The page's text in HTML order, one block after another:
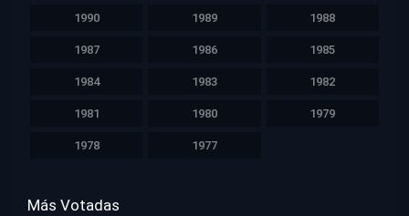
1990 1989 1988
1987 1986 1985
1984 1983 1982
1981 1980 1979
1978 1977
Más Votadas